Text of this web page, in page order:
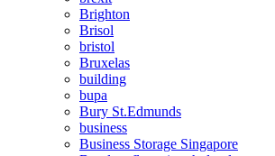
Brighton
Brisol
bristol
Bruxelas
building
bupa
Bury St.Edmunds
business
Business Storage Singapore